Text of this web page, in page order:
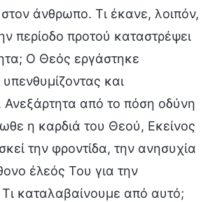
άνθρωπο. Τι έκανε, λοιπόν,
περίοδο προτού καταστρέψει
Ο Θεός εργάστηκε
και
Ανεξάρτητα από το πόση οδύνη
η καρδιά του Θεού, Εκείνος
την φροντίδα, την ανησυχία
έλεός Του για την
καταλαβαίνουμε από αυτό;